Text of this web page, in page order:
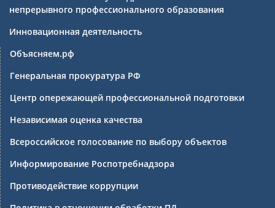
непрерывного профессионального образования
Инновационная деятельность
Объясняем.рф
Генеральная прокуратура РФ
Центр опережающей профессиональной подготовки
Независимая оценка качества
Всероссийское голосование по выбору объектов
Информирование Роспотребнадзора
Противодействие коррупции